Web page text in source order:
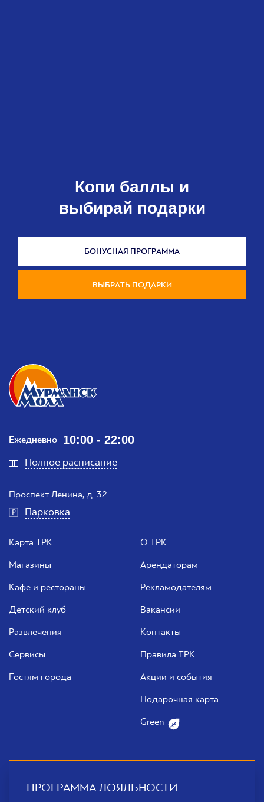
Копи баллы и
выбирай подарки
БОНУСНАЯ ПРОГРАММА
ВЫБРАТЬ ПОДАРКИ
Ежедневно 10:00 - 22:00
Полное расписание
Проспект Ленина, д. 32
Парковка
Карта ТРК
Магазины
Кафе и рестораны
Детский клуб
Развлечения
Сервисы
Гостям города
О ТРК
Арендаторам
Рекламодателям
Вакансии
Контакты
Правила ТРК
Акции и события
Подарочная карта
Green
ПРОГРАММА ЛОЯЛЬНОСТИ